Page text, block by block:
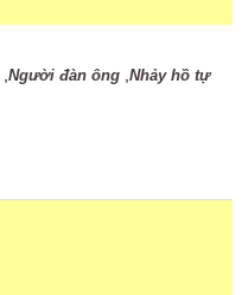
,Người đàn ông ,Nhảy hồ tự